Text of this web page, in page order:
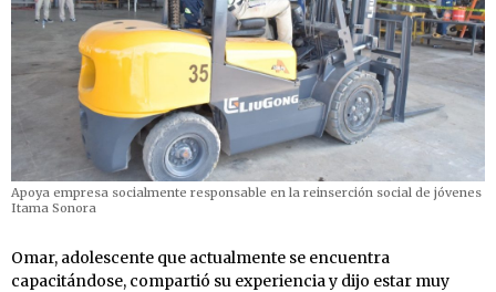
Apoya empresa socialmente responsable en la reinserción social de jóvenes
Itama Sonora
Omar, adolescente que actualmente se encuentra
capacitándose, compartió su experiencia y dijo estar muy